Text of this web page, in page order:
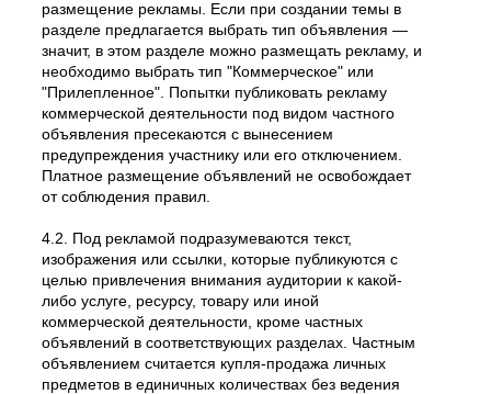
размещение рекламы. Если при создании темы в
разделе предлагается выбрать тип объявления —
значит, в этом разделе можно размещать рекламу, и
необходимо выбрать тип "Коммерческое" или
"Прилепленное". Попытки публиковать рекламу
коммерческой деятельности под видом частного
объявления пресекаются с вынесением
предупреждения участнику или его отключением.
Платное размещение объявлений не освобождает
от соблюдения правил.
4.2. Под рекламой подразумеваются текст,
изображения или ссылки, которые публикуются с
целью привлечения внимания аудитории к какой-
либо услуге, ресурсу, товару или иной
коммерческой деятельности, кроме частных
объявлений в соответствующих разделах. Частным
объявлением считается купля-продажа личных
предметов в единичных количествах без ведения